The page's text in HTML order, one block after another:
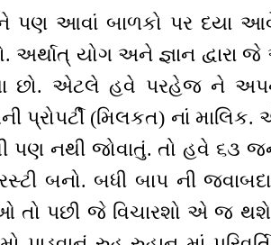
ને પણ આવાં બાળકો પર દયા
અર્થાત્ યોગ અને જ્ઞાન
છો. એટલે હવે પરહેજ ને
પ્રોપર્ટી (મિલકત) નાં
પણ નથી જોવાતું. તો હવે ૬૩
બનો. બધી બાપ ની
તો પછી જે વિચારશો એ જ થશે